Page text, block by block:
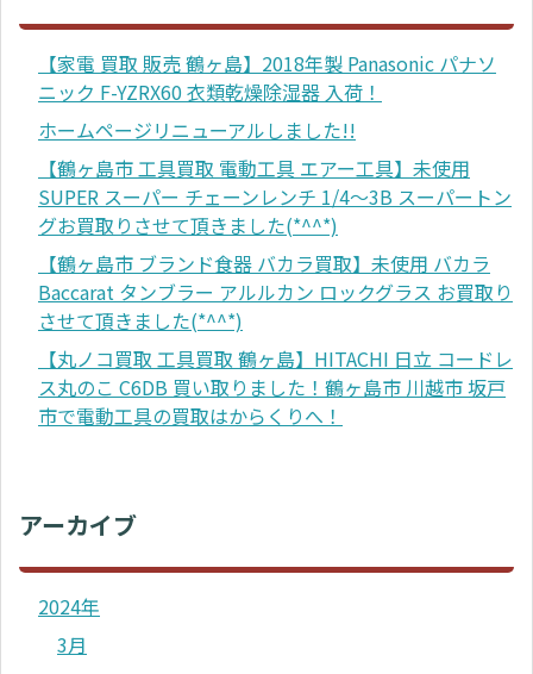
【家電 買取 販売 鶴ヶ島】2018年製 Panasonic パナソ
ニック F-YZRX60 衣類乾燥除湿器 入荷！
ホームページリニューアルしました!!
【鶴ヶ島市 工具買取 電動工具 エアー工具】未使用
SUPER スーパー チェーンレンチ 1/4～3B スーパートン
グお買取りさせて頂きました(*^^*)
【鶴ヶ島市 ブランド食器 バカラ買取】未使用 バカラ
Baccarat タンブラー アルルカン ロックグラス お買取り
させて頂きました(*^^*)
【丸ノコ買取 工具買取 鶴ヶ島】HITACHI 日立 コードレ
ス丸のこ C6DB 買い取りました！鶴ヶ島市 川越市 坂戸
市で電動工具の買取はからくりへ！
アーカイブ
2024年
3月